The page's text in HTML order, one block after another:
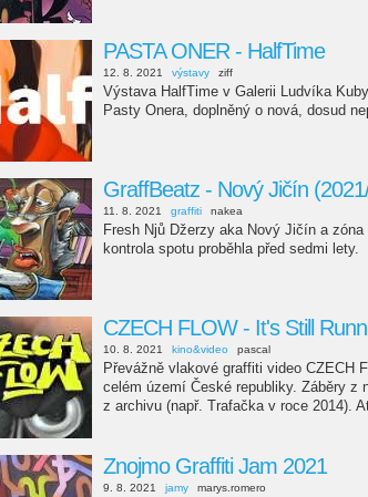
PASTA ONER - HalfTime
12. 8. 2021 výstavy ziff
Výstava HalfTime v Galerii Ludvíka
Pasty Onera, doplněný o nová, dosud
GraffBeatz - Nový Jičín
11. 8. 2021 graffiti nakea
Fresh Njů Džerzy aka Nový Jičín a
kontrola spotu proběhla před sedmi lety.
CZECH FLOW - It's Still
10. 8. 2021 kino&video pascal
Převážně vlakové graffiti video CZECH
celém území České republiky. Záběry z
z archivu (např. Trafačka v roce 2014).
Znojmo Graffiti Jam 2021
9. 8. 2021 jamy marys.romero